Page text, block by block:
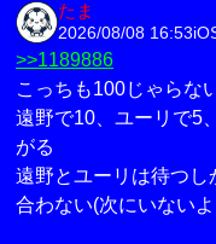
たま
2026/08/08 16:53
>>1189886
こっちも100じゃらな
遠野で10、ユーリで5
がる
遠野とユーリは待つ
合わない(次にいない